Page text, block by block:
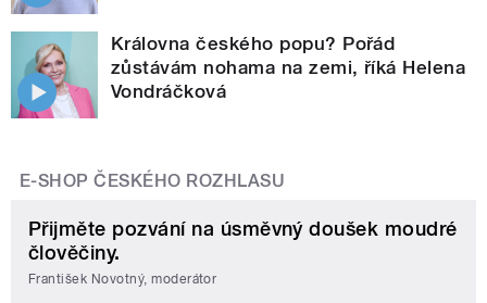
Královna českého popu? Pořád
zůstávám nohama na zemi, říká Helena
Vondráčková
E-SHOP ČESKÉHO ROZHLASU
Přijměte pozvání na úsměvný doušek moudré
člověčiny.
František Novotný, moderátor